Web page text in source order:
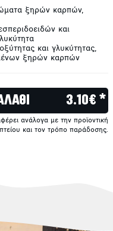
ξηρών καρπών,
και
και γλυκύτητας,
ξηρών καρπών
3.10€ *
ανάλογα με την προϊοντική
και τον τρόπο παράδοσης.